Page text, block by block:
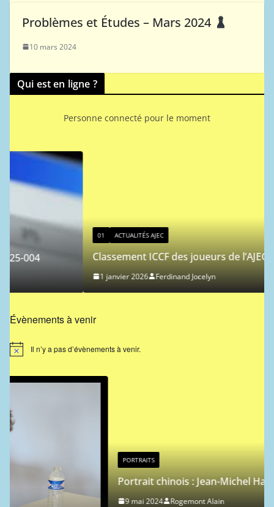
Problèmes et Études – Mars 2024
10 mars 2024
Qui est en ligne ?
Personne connecté pour le moment
ACTUALITÉS AJEC
Classement ICCF des joueurs de l’AJEC – 2026/1
1 janvier 2026 Ferdinand Jocelyn
Évènements à venir
N
i
Il n’y a pas d’évènements à venir.
Portrait chinois : Jean-Michel Hagnere
9 mai 2024 Rogemont Alain